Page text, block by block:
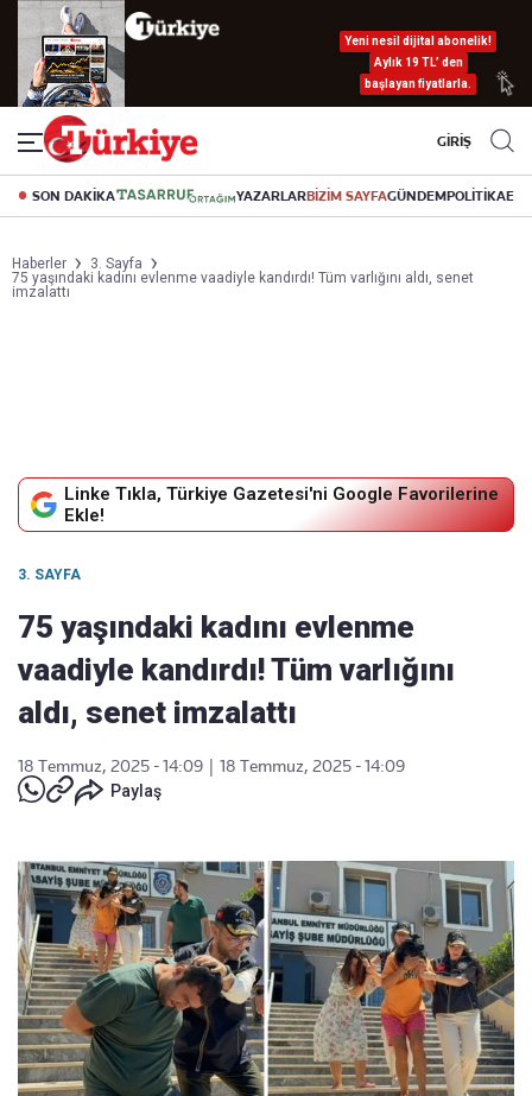
Yeni nesil dijital abonelik!
Aylık 19 TL’ den
başlayan fiyatlarla.
GİRİŞ
SON DAKİKA YAZARLARBİZİM SAYFAGÜNDEMPOLİTİKA
Haberler
3. Sayfa
75 yaşındaki kadını evlenme vaadiyle kandırdı! Tüm varlığını aldı, senet
imzalattı
Linke Tıkla, Türkiye Gazetesi'ni Google Favorilerine
Ekle!
3. SAYFA
75 yaşındaki kadını evlenme
vaadiyle kandırdı! Tüm varlığını
aldı, senet imzalattı
18 Temmuz, 2025 - 14:09
18 Temmuz, 2025 - 14:09
Paylaş